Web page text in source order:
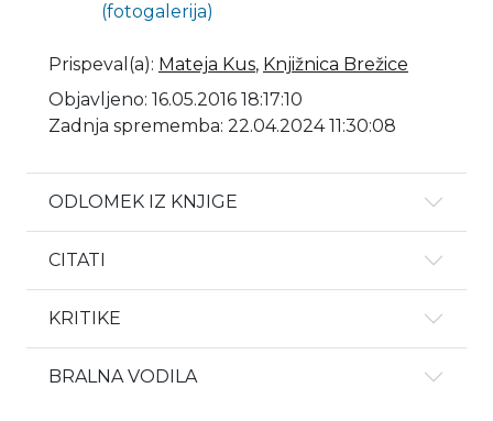
(fotogalerija)
Prispeval(a): Mateja Kus, Knjižnica Brežice
Objavljeno: 16.05.2016 18:17:10
Zadnja sprememba: 22.04.2024 11:30:08
ODLOMEK IZ KNJIGE
CITATI
KRITIKE
BRALNA VODILA